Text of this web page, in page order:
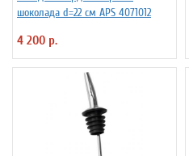
шоколада d=22 см APS 4071012
4 200 р.